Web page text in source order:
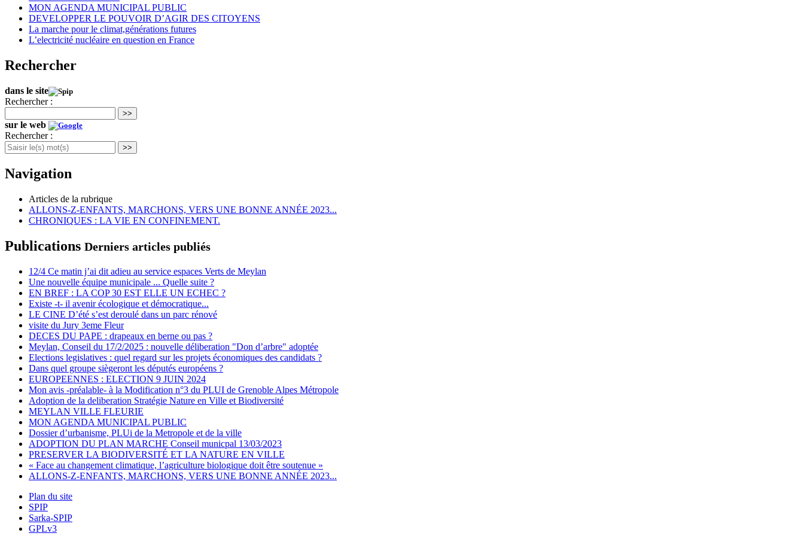
MON AGENDA MUNICIPAL PUBLIC
DEVELOPPER LE POUVOIR D’AGIR DES CITOYENS
La marche pour le climat,générations futures
L’electricité nucléaire en question en France
Rechercher
dans le site
Rechercher :
>>
sur le web
Rechercher :
>>
Navigation
Articles de la rubrique
ALLONS-Z-ENFANTS, MARCHONS, VERS UNE BONNE ANNÉE 2023...
CHRONIQUES : LA VIE EN CONFINEMENT.
Publications Derniers articles publiés
12/4 Ce matin j’ai dit adieu au service espaces Verts de Meylan
Une nouvelle équipe municipale ... Quelle suite ?
EN BREF : LA COP 30 EST ELLE UN ECHEC ?
Existe -t- il avenir écologique et démocratique...
LE CINE D’été s’est deroulé dans un parc rénové
visite du Jury 3eme Fleur
DECES DU PAPE : drapeaux en berne ou pas ?
Meylan, Conseil du 17/2/2025 : nouvelle déliberation "Don d’arbre" adoptée
Elections legislatives : quel regard sur les projets économiques des candidats ?
Dans quel groupe siègeront les députés européens ?
EUROPEENNES : ELECTION 9 JUIN 2024
Mon avis -préalable- à la Modification n°3 du PLUI de Grenoble Alpes Métropole
Adoption de la deliberation Stratégie Nature en Ville et Biodiversité
MEYLAN VILLE FLEURIE
MON AGENDA MUNICIPAL PUBLIC
Dossier d’urbanisme, PLUi de la Metropole et de la ville
ADOPTION DU PLAN MARCHE Conseil municpal 13/03/2023
PRESERVER LA BIODIVERSITÉ ET LA NATURE EN VILLE
« Face au changement climatique, l’agriculture biologique doit être soutenue »
ALLONS-Z-ENFANTS, MARCHONS, VERS UNE BONNE ANNÉE 2023...
Plan du site
SPIP
Sarka-SPIP
GPLv3